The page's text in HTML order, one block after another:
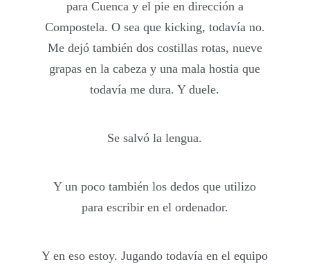
para Cuenca y el pie en dirección a
Compostela. O sea que kicking, todavía no.
Me dejó también dos costillas rotas, nueve
grapas en la cabeza y una mala hostia que
todavía me dura. Y duele.
Se salvó la lengua.
Y un poco también los dedos que utilizo
para escribir en el ordenador.
Y en eso estoy. Jugando todavía en el equipo